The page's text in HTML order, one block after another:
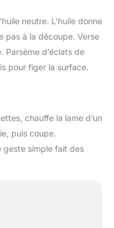
neutre. L’huile donne
pas à la découpe. Verse
Parsème d’éclats de
pour figer la surface.
chauffe la lame d’un
puis coupe.
geste simple fait des